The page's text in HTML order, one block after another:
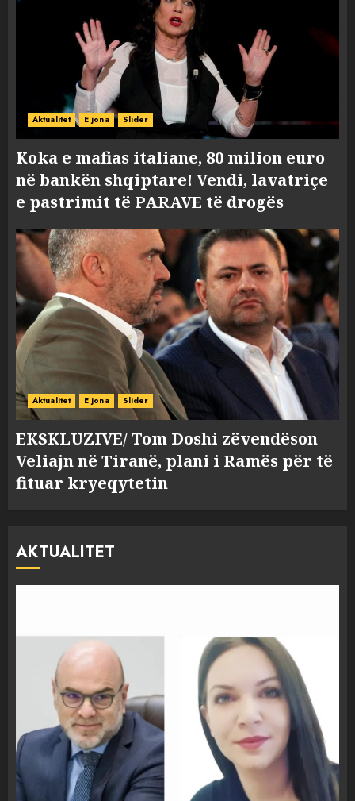
Aktualitet E jona Slider
Koka e mafias italiane, 80 milion euro
në bankën shqiptare! Vendi, lavatriçe
e pastrimit të PARAVE të drogës
Aktualitet E jona Slider
EKSKLUZIVE/ Tom Doshi zëvendëson
Veliajn në Tiranë, plani i Ramës për të
fituar kryeqytetin
AKTUALITET